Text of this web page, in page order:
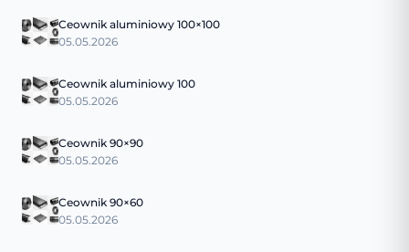
Ceownik aluminiowy 100×100
05.05.2026
Ceownik aluminiowy 100
05.05.2026
Ceownik 90×90
05.05.2026
Ceownik 90×60
05.05.2026